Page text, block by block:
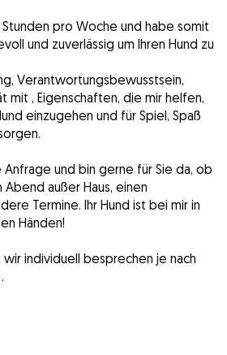
pro Woche und habe somit
und zuverlässig um Ihren Hund zu
Verantwortungsbewusstsein,
mit , Eigenschaften, die mir helfen,
einzugehen und für Spiel, Spaß
Anfrage und bin gerne für Sie da, ob
außer Haus, einen
Termine. Ihr Hund ist bei mir in
Händen!
wir individuell besprechen je nach